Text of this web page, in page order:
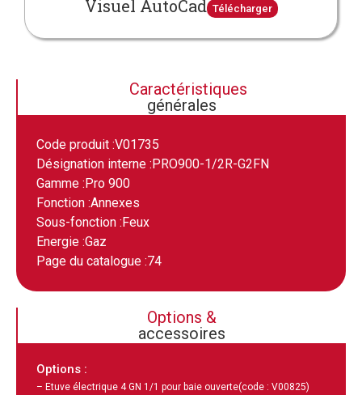
Visuel AutoCad Télécharger
Caractéristiques
générales
Code produit :V01735
Désignation interne : PRO900-1/2R-G2FN
Gamme : Pro 900
Fonction :Annexes
Sous-fonction : Feux
Energie :Gaz
Page du catalogue :74
Options &
accessoires
Options :
– Etuve électrique 4 GN 1/1 pour baie ouverte(code : V00825)